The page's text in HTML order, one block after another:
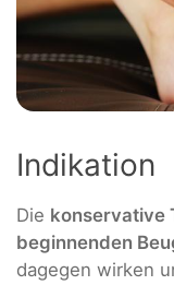
Indikation
Die konservative
beginnenden
dagegen wirken